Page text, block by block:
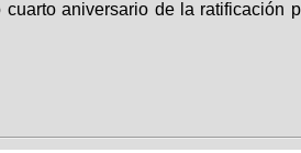
aniversario de la ratificación